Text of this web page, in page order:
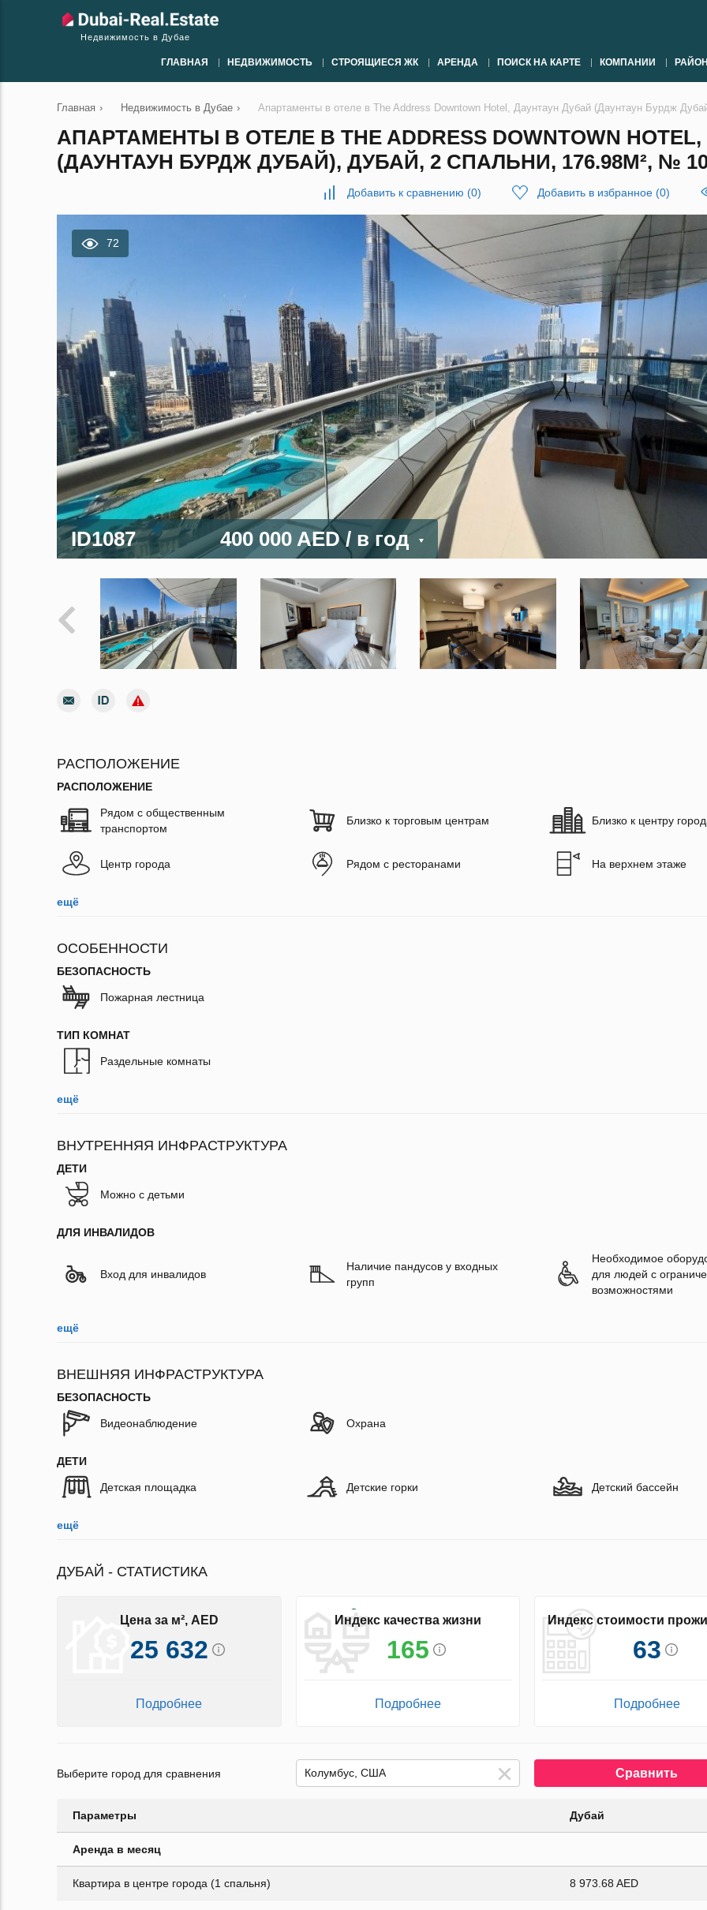
Недвижимость в Дубае
ГЛАВНАЯ НЕДВИЖИМОСТЬ СТРОЯЩИЕСЯ ЖК АРЕНДА ПОИСК НА КАРТЕ КОМПАНИИ
Главная › Недвижимость в Дубае › Апартаменты в отеле в The Address Downtown Hotel, Даунтаун Дубай (Даунтаун Бурдж
АПАРТАМЕНТЫ В ОТЕЛЕ В THE ADDRESS DOWNTOWN
(ДАУНТАУН БУРДЖ ДУБАЙ), ДУБАЙ, 2 СПАЛЬНИ, 176.98М², №
Добавить к сравнению (0) Добавить в избранное (0)
72
ID1087 400 000 AED/ в год
РАСПОЛОЖЕНИЕ
РАСПОЛОЖЕНИЕ
Рядом с общественным
транспортом
Близко к торговым центрам Близко к центру
Центр города Рядом с ресторанами На верхнем этаже
ещё
ОСОБЕННОСТИ
БЕЗОПАСНОСТЬ
Пожарная лестница
ТИП КОМНАТ
Раздельные комнаты
ещё
ВНУТРЕННЯЯ ИНФРАСТРУКТУРА
ДЕТИ
Можно с детьми
ДЛЯ ИНВАЛИДОВ
Вход для инвалидов
Наличие пандусов у входных
групп
Необходимое
для людей с
возможностями
ещё
ВНЕШНЯЯ ИНФРАСТРУКТУРА
БЕЗОПАСНОСТЬ
Видеонаблюдение Охрана
ДЕТИ
Детская площадка Детские горки Детский бассейн
ещё
ДУБАЙ - СТАТИСТИКА
Цена за м², AED
25 632
Подробнее
Индекс качества жизни
165
Подробнее
Индекс стоимости
63
Подробнее
Выберите город для сравнения Сравнить
Параметры Дубай
Аренда в месяц
Квартира в центре города (1 спальня) 8 973.68 AED